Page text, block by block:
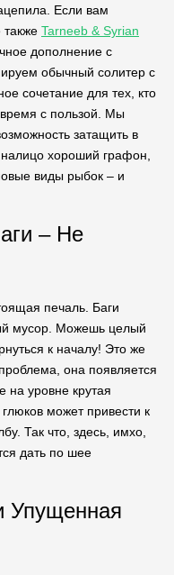
Если вам
также Tarneeb & Syrian
дополнение с
обычный солитер с
сочетание для тех, кто
время с пользой. Мы
затащить в
хороший графон,
виды рыбок – и
– Не
печаль. Баги
мусор. Можешь целый
к началу! Это же
она появляется
на уровне крутая
может привести к
Так что, здесь, имхо,
дать по шее
Упущенная